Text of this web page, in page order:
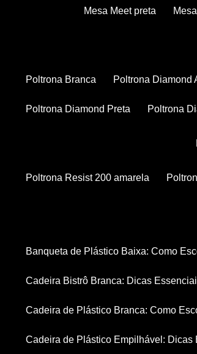
Mesa Meet preta
Poltrona Branca Poltrona Diamond
Poltrona Diamond Preta Poltrona
Poltrona Resist 200 amarela
Banqueta de Plástico Baixa: Como
Cadeira Bistrô Branca: Dicas
Cadeira de Plástico Branca: Como
Cadeira de Plástico Empilhável: